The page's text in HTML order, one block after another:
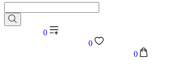
0
0
0